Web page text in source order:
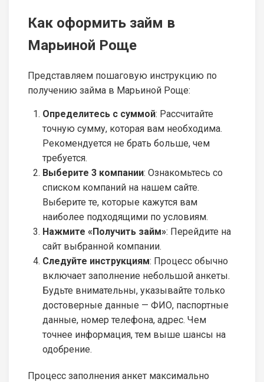
Как оформить займ в
Марьиной Роще
Представляем пошаговую инструкцию по
получению займа в Марьиной Роще:
Определитесь с суммой: Рассчитайте
точную сумму, которая вам необходима.
Рекомендуется не брать больше, чем
требуется.
Выберите 3 компании: Ознакомьтесь со
списком компаний на нашем сайте.
Выберите те, которые кажутся вам
наиболее подходящими по условиям.
Нажмите «Получить займ»: Перейдите на
сайт выбранной компании.
Следуйте инструкциям: Процесс обычно
включает заполнение небольшой анкеты.
Будьте внимательны, указывайте только
достоверные данные — ФИО, паспортные
данные, номер телефона, адрес. Чем
точнее информация, тем выше шансы на
одобрение.
Процесс заполнения анкет максимально